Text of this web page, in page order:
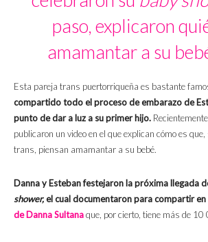
paso, explicaron
amamantar a su
Esta pareja trans puertorriqueña es bastante
compartido todo el proceso de embarazo de
punto de dar a luz a su primer hijo.
publicaron un video en el que explican cómo es
trans, piensan amamantar a su bebé.
Danna y Esteban festejaron la próxima llegada
shower,el cual documentaron para compartir en
de Danna Sultanaque, por cierto, tiene más de